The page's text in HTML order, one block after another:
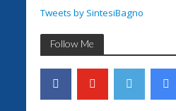
Tweets by SintesiBagno
Follow Me